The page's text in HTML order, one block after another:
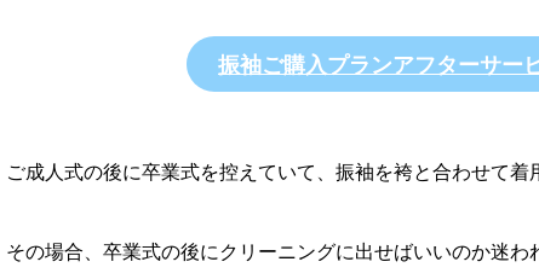
振袖ご購入プランアフターサー
ご成人式の後に卒業式を控えていて、振袖を袴と合わせて着
その場合、卒業式の後にクリーニングに出せばいいのか迷わ